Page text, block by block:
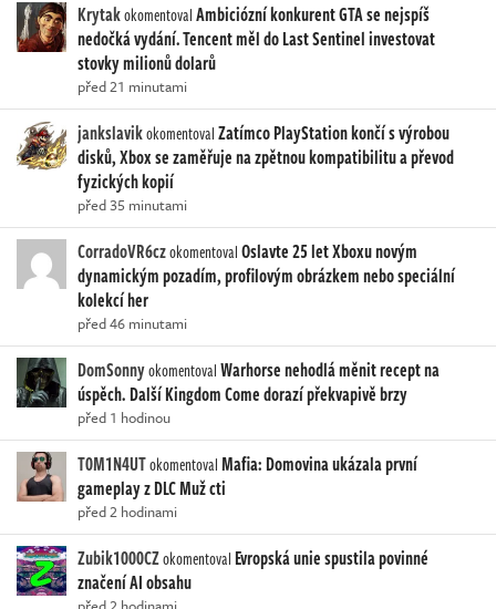
KrytakokomentovalAmbiciózní konkurent GTA se nejspíš
nedočká vydání. Tencent měl do Last Sentinel investovat
stovky milionů dolarů
před 21 minutami
jankslavikokomentovalZatímco PlayStation končí s výrobou
disků, Xbox se zaměřuje na zpětnou kompatibilitu a převod
fyzických kopií
před 35 minutami
CorradoVR6czokomentovalOslavte 25 let Xboxu novým
dynamickým pozadím, profilovým obrázkem nebo speciální
kolekcí her
před 46 minutami
DomSonnyokomentovalWarhorse nehodlá měnit recept na
úspěch. Další Kingdom Come dorazí překvapivě brzy
před 1 hodinou
T0M1N4UTokomentovalMafia: Domovina ukázala první
gameplay z DLC Muž cti
před 2 hodinami
Zubik1000CZokomentoval Evropská unie spustila povinné
značení AI obsahu